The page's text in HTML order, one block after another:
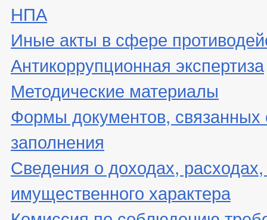
НПА
Иные акты в сфере
Антикоррупционная экспертиза
Методические материалы
Формы документов, связанных
заполнения
Сведения о доходах,
имущественного характера